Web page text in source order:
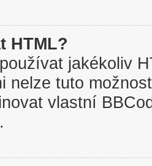
HTML?
jakékoliv
nelze tuto
vlastní